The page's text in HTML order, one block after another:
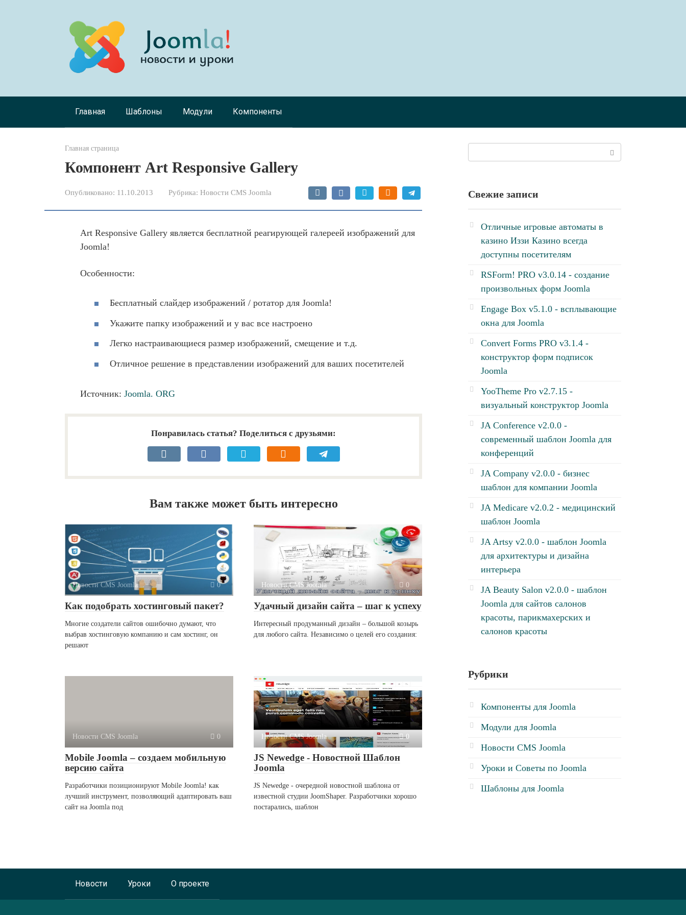
Главная Шаблоны Модули Компоненты
Главная страница
Компонент Art Responsive Gallery
Опубликовано: 11.10.2013 Рубрика: Новости CMS Joomla
Art Responsive Gallery является бесплатной реагирующей галереей изображений для
Joomla!
Особенности:
Бесплатный слайдер изображений / ротатор для Joomla!
Укажите папку изображений и у вас все настроено
Легко настраивающиеся размер изображений, смещение и т.д.
Отличное решение в представлении изображений для ваших посетителей
Источник: Joomla. ORG
Понравилась статья? Поделиться с друзьями:
Вам также может быть интересно
Новости CMS Joomla 0
Как подобрать хостинговый пакет?
Многие создатели сайтов ошибочно думают, что
выбрав хостинговую компанию и сам хостинг, он
решают
Новости CMS Joomla 0
Удачный дизайн сайта – шаг к успеху
Интересный продуманный дизайн – большой козырь
для любого сайта. Независимо о целей его создания:
Новости CMS Joomla 0
Mobile Joomla – создаем мобильную
версию сайта
Разработчики позиционируют Mobile Joomla! как
лучший инструмент, позволяющий адаптировать ваш
сайт на Joomla под
Новости CMS Joomla 0
JS Newedge - Новостной Шаблон
Joomla
JS Newedge - очередной новостной шаблона от
известной студии JoomShaper. Разработчики хорошо
постарались, шаблон
Свежие записи
Отличные игровые автоматы в
казино Иззи Казино всегда
доступны посетителям
RSForm! PRO v3.0.14 - создание
произвольных форм Joomla
Engage Box v5.1.0 - всплывающие
окна для Joomla
Convert Forms PRO v3.1.4 -
конструктор форм подписок
Joomla
YooTheme Pro v2.7.15 -
визуальный конструктор Joomla
JA Conference v2.0.0 -
современный шаблон Joomla для
конференций
JA Company v2.0.0 - бизнес
шаблон для компании Joomla
JA Medicare v2.0.2 - медицинский
шаблон Joomla
JA Artsy v2.0.0 - шаблон Joomla
для архитектуры и дизайна
интерьера
JA Beauty Salon v2.0.0 - шаблон
Joomla для сайтов салонов
красоты, парикмахерских и
салонов красоты
Рубрики
Компоненты для Joomla
Модули для Joomla
Новости CMS Joomla
Уроки и Советы по Joomla
Шаблоны для Joomla
Новости Уроки О проекте